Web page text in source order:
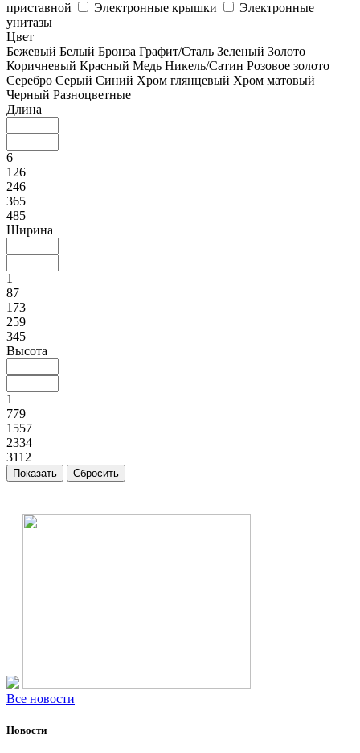
приставной
Электронные крышки
Электронные
унитазы
Цвет
Бежевый Белый Бронза Графит/Сталь Зеленый Золото
Коричневый Красный Медь Никель/Сатин Розовое золото
Серебро Серый Синий Хром глянцевый Хром матовый
Черный Разноцветные
Длина
6
126
246
365
485
Ширина
1
87
173
259
345
Высота
1
779
1557
2334
3112
Все новости
Новости